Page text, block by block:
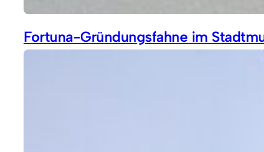
Fortuna-Gründungsfahne im